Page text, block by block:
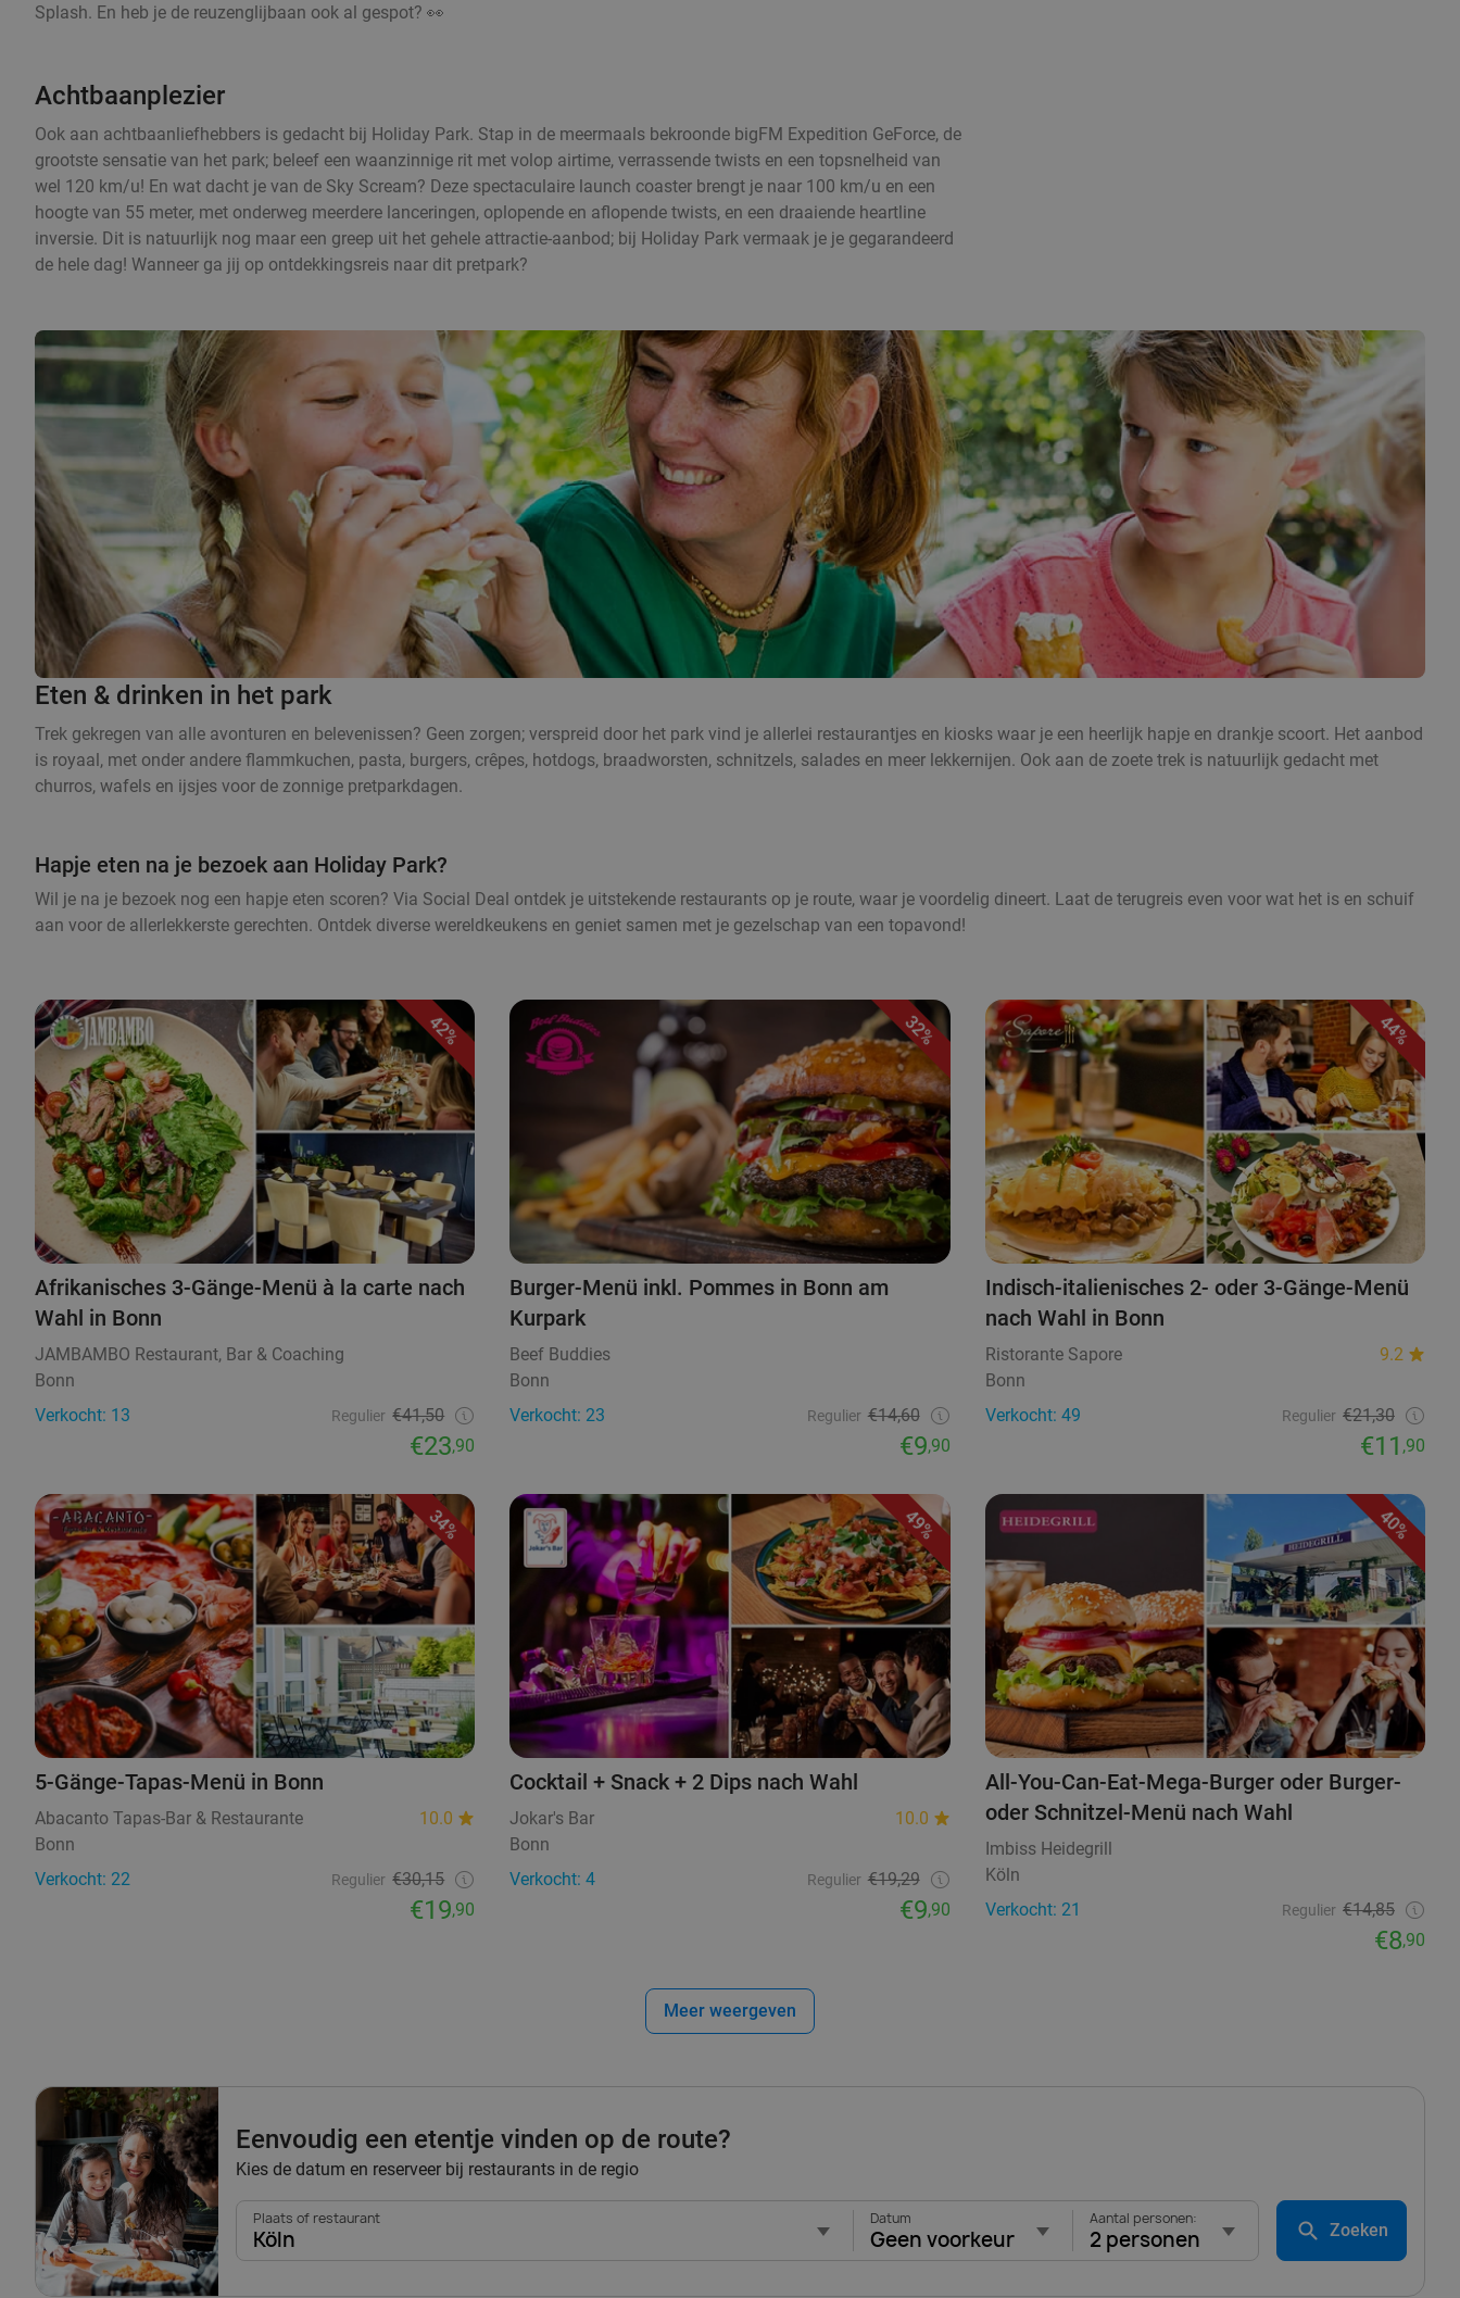
Splash. En heb je de reuzenglijbaan ook al gespot? 👀
Achtbaanplezier
Ook aan achtbaanliefhebbers is gedacht bij Holiday Park. Stap in de meermaals bekroonde bigFM Expedition GeForce, de
grootste sensatie van het park; beleef een waanzinnige rit met volop airtime, verrassende twists en een topsnelheid van
wel 120 km/u! En wat dacht je van de Sky Scream? Deze spectaculaire launch coaster brengt je naar 100 km/u en een
hoogte van 55 meter, met onderweg meerdere lanceringen, oplopende en aflopende twists, en een draaiende heartline
inversie. Dit is natuurlijk nog maar een greep uit het gehele attractie-aanbod; bij Holiday Park vermaak je je gegarandeerd
de hele dag! Wanneer ga jij op ontdekkingsreis naar dit pretpark?
Eten & drinken in het park
Trek gekregen van alle avonturen en belevenissen? Geen zorgen; verspreid door het park vind je allerlei restaurantjes en kiosks waar je een heerlijk hapje en drankje scoort. Het aanbod
is royaal, met onder andere flammkuchen, pasta, burgers, crêpes, hotdogs, braadworsten, schnitzels, salades en meer lekkernijen. Ook aan de zoete trek is natuurlijk gedacht met
churros, wafels en ijsjes voor de zonnige pretparkdagen.
Hapje eten na je bezoek aan Holiday Park?
Wil je na je bezoek nog een hapje eten scoren? Via Social Deal ontdek je uitstekende restaurants op je route, waar je voordelig dineert. Laat de terugreis even voor wat het is en schuif
aan voor de allerlekkerste gerechten. Ontdek diverse wereldkeukens en geniet samen met je gezelschap van een topavond!
42%
Afrikanisches 3-Gänge-Menü à la carte nach
Wahl in Bonn
JAMBAMBO Restaurant, Bar & Coaching
Bonn
Verkocht: 13
Regulier €41,50
€23,90
32%
Burger-Menü inkl. Pommes in Bonn am
Kurpark
Beef Buddies
Bonn
Verkocht: 23
Regulier €14,60
€9,90
44%
Indisch-italienisches 2- oder 3-Gänge-Menü
nach Wahl in Bonn
Ristorante Sapore
9.2
Bonn
Verkocht: 49
Regulier €21,30
€11 ,90
34%
5-Gänge-Tapas-Menü in Bonn
Abacanto Tapas-Bar & Restaurante
10.0
Bonn
Verkocht: 22
Regulier €30,15
€19,90
49%
Cocktail + Snack + 2 Dips nach Wahl
Jokar's Bar
10.0
Bonn
Verkocht: 4
Regulier €19,29
€9,90
40%
All-You-Can-Eat-Mega-Burger oder Burger-
oder Schnitzel-Menü nach Wahl
Imbiss Heidegrill
Köln
Verkocht: 21
Regulier €14,85
€8,90
Meer weergeven
Eenvoudig een etentje vinden op de route?
Kies de datum en reserveer bij restaurants in de regio
Plaats of restaurant
Köln
Datum
Geen voorkeur
Aantal personen:
2 personen Zoeken